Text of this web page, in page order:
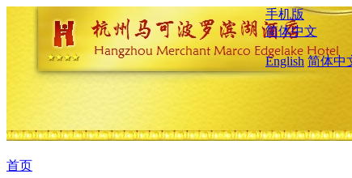
手机版
简体中文
English 简体中
首页